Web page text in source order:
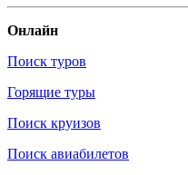
Онлайн
Поиск туров
Горящие туры
Поиск круизов
Поиск авиабилетов